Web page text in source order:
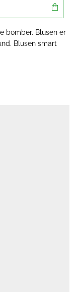
bomber. Blusen er
Blusen smart